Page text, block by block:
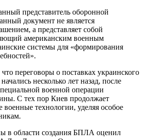
представитель оборонной
документ не является
а представляет собой
американским военным
системы для «формирования
переговоры о поставках украинского
несколько лет назад, после
военной операции
С тех пор Киев продолжает
военные технологии, уделяя особое
в области создания БПЛА оценил